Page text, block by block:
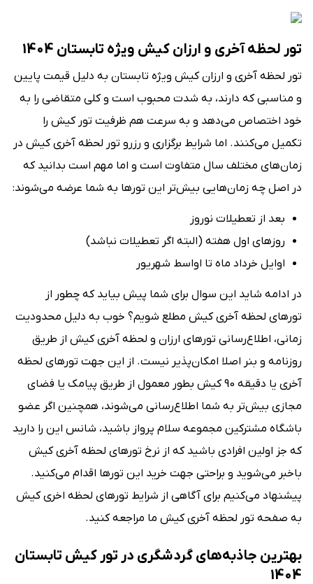
تور لحظه آخری و ارزان کیش ویژه تابستان 1404
تور لحظه آخری و ارزان کیش ویژه تابستان به دلیل قیمت پایین
و مناسبی که دارند، به شدت محبوب است و کلی متقاضی را به
خود اختصاص می‌دهد و به ‌سرعت هم ظرفیت تور کیش را
تکمیل می‌‌کنند. اما شرایط برگزاری و رزرو تور لحظه آخری کیش در
زمان‌های مختلف سال متفاوت است و اما مهم است بدانید که
در اصل چه زمان‌هایی بیش‌تر این تورها به شما عرضه می‌شوند:
بعد از تعطیلات نوروز
روزهای اول هفته (البته اگر تعطیلات نباشد)
اوایل خرداد ماه تا اواسط شهریور
در ادامه شاید این سوال برای شما پیش بیاید که چطور از
تورهای لحظه آخری کیش مطلع شویم؟ خوب به دلیل محدودیت
زمانی، اطلاع‌رسانی تورهای ارزان و لحظه آخری کیش از طریق
روزنامه و بنر اصلا امکان‌پذیر نیست. از این جهت تورهای لحظه
آخری یا دقیقه 90 کیش بطور معمول از طریق پیامک یا فضای
مجازی بیش‌تر به شما اطلاع‌رسانی می‌شوند، همچنین اگر عضو
باشگاه مشترکین مجموعه سلام پرواز باشید، شانس این را دارید
که جز اولین افرادی باشید که از نرخ تورهای لحظه آخری کیش
باخبر می‌شوید و براحتی جهت خرید این تورها اقدام می‌کنید.
پیشنهاد می‌کنیم برای آگاهی از شرایط تورهای لحظه اخری کیش
به صفحه تور لحظه آخری کیش ما مراجعه کنید.
بهترین جاذبه‌های گردشگری در تور کیش تابستان
1404